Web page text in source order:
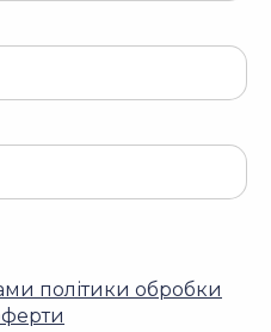
політики обробки